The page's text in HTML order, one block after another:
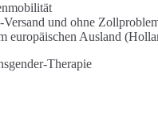
und ohne
Ausland
Therapie